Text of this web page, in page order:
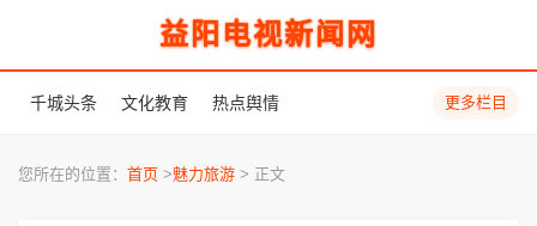
益阳电视新闻网
千城头条 文化教育 热点舆情 更多栏目
您所在的位置： 首页 >魅力旅游 > 正文